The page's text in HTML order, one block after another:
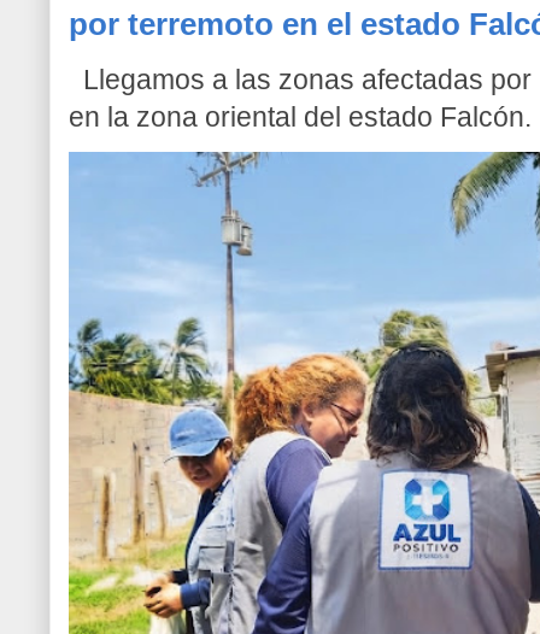
por terremoto en el estado
Llegamos a las zonas afectadas
en la zona oriental del estado